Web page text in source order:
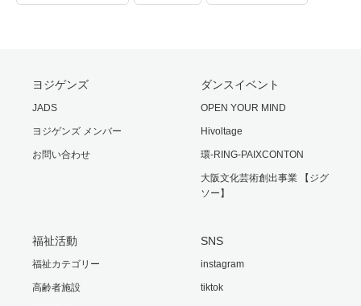
ヨジゲンズ
JADS
ヨジゲンズ メンバー
お問い合わせ
ダンスイベント
OPEN YOUR MIND
Hivoltage
環-RING-PAIXCONTON
大阪文化芸術創出事業 【ジグ
ソー】
福祉活動
福祉カテゴリー
高齢者施設
SNS
instagram
tiktok